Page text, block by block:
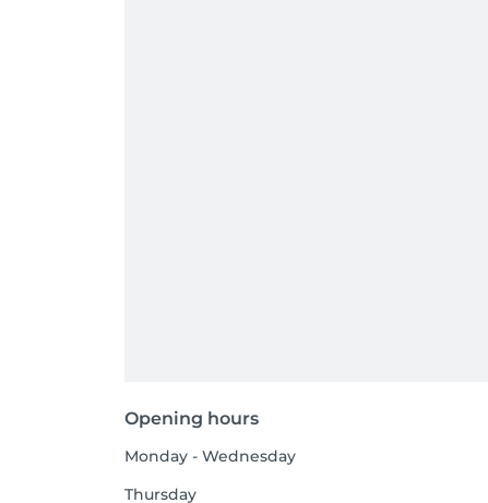
Opening hours
Monday - Wednesday
Thursday